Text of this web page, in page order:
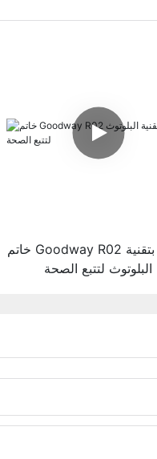
خاتم Goodway R02 الذكي بتقنية
البلوتوث لتتبع الصحة